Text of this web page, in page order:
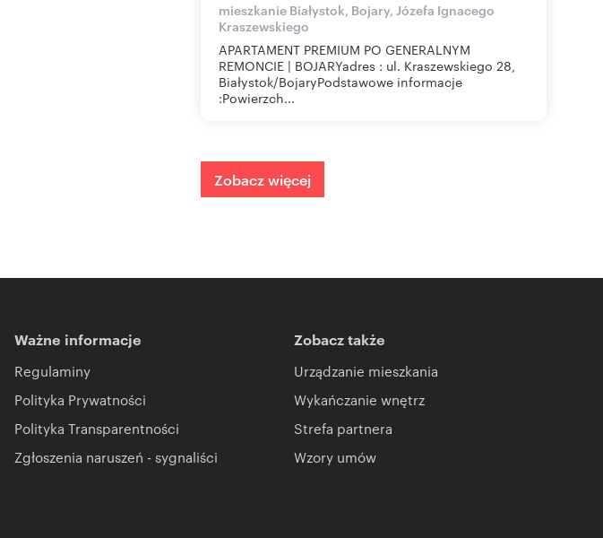
mieszkanie Białystok, Bojary, Józefa Ignacego
Kraszewskiego
APARTAMENT PREMIUM PO GENERALNYM
REMONCIE | BOJARYadres : ul. Kraszewskiego 28,
Białystok/BojaryPodstawowe informacje
:Powierzch...
Zobacz więcej
Ważne informacje
Regulaminy
Polityka Prywatności
Polityka Transparentności
Zgłoszenia naruszeń - sygnaliści
Zobacz także
Urządzanie mieszkania
Wykańczanie wnętrz
Strefa partnera
Wzory umów